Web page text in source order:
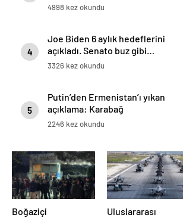
4998 kez okundu
4
Joe Biden 6 aylık hedeflerini
açıkladı. Senato buz gibi…
3326 kez okundu
5
Putin’den Ermenistan’ı yıkan
açıklama: Karabağ
Azerbaycan’ın ayrılmaz bir
2246 kez okundu
Boğaziçi
Uluslararası